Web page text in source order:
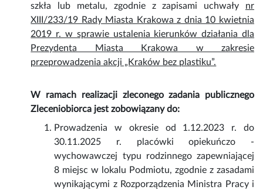
szkła lub metalu, zgodnie z zapisami uchwały nr
XIII/233/19 Rady Miasta Krakowa z dnia 10 kwietnia
2019 r. w sprawie ustalenia kierunków działania dla
Prezydenta Miasta Krakowa w zakresie
przeprowadzenia akcji „Kraków bez plastiku”.
W ramach realizacji zleconego zadania publicznego
Zleceniobiorca jest zobowiązany do:
Prowadzenia w okresie od 1.12.2023 r. do
30.11.2025 r. placówki opiekuńczo -
wychowawczej typu rodzinnego zapewniającej
8 miejsc w lokalu Podmiotu, zgodnie z zasadami
wynikającymi z Rozporządzenia Ministra Pracy i